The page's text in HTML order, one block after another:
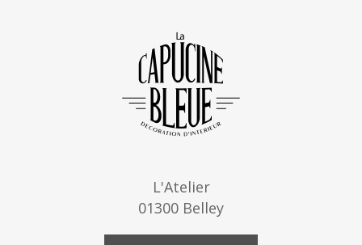
L'Atelier
01300 Belley